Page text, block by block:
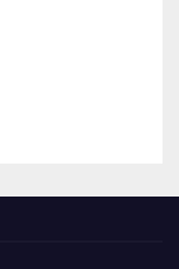
12月合